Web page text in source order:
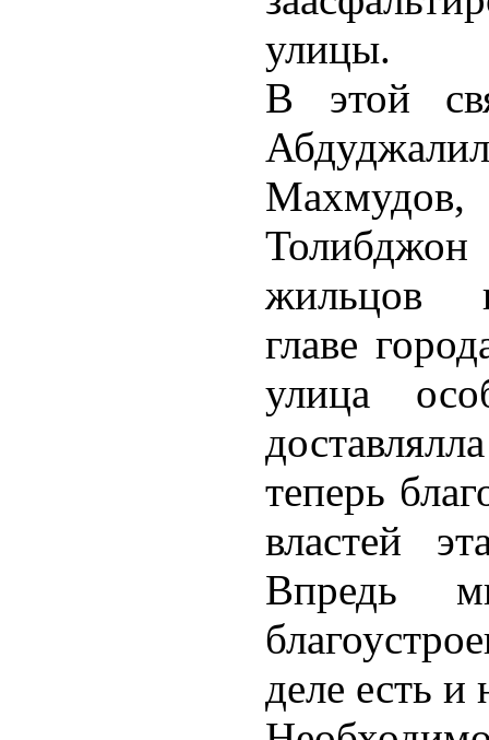
улицы.
В этой
жильцов
главе
улица
теперь
властей
Впредь
деле есть